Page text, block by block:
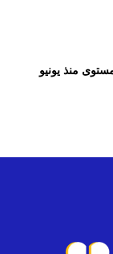
منذ يونيو